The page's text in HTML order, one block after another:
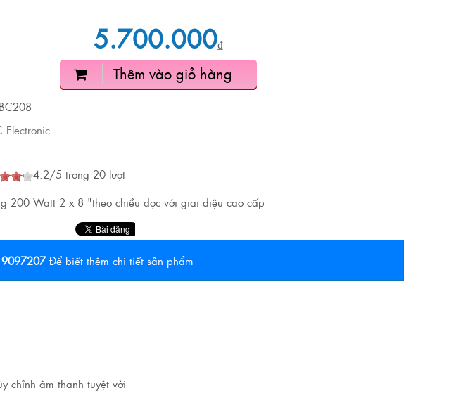
5.700.000₫
Thêm vào giỏ hàng
BC208
Electronic
4.2/5 trong 20lượt
200 Watt 2 x 8 "theo chiều dọc với giai điệu cao cấp
Để biết thêm chi tiết sản phẩm
chỉnh âm thanh tuyệt vời